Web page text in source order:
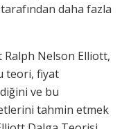
daha fazla
Ralph Nelson Elliott,
teori, fiyat
ve bu
tahmin etmek